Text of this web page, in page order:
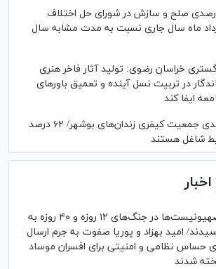
حدود ۹ درصدی صلح و سازش در شورای حل اختلاف
ماه سال جاری نسبت به مدت مشابه سال
خراسان رضوی: تولید آثار فاخر هنری
در تربیت نسل آینده و تعمیق باور‌های
ایفا کند
کاهش ۱۰ درصدی جمعیت کیفری زندان‌های بوشهر/ ۶۲ درصد
شاغل هستند
۲ عامل مهم صهیونیست‌ها در جنگ‌های ۱۲ روزه و ۴۰ روزه به
امید بهزاد و پوریا صفوت به جرم ارسال
حساس نظامی و امنیتی برای افسران موساد
شدند